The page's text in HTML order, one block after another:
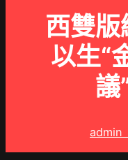
西雙版
以生“
議
admin